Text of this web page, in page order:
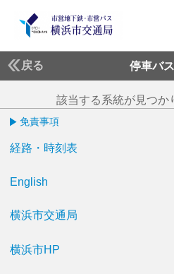
戻る 停車バ
該当する系統が見つか
免責事項
経路・時刻表
English
横浜市交通局
横浜市HP